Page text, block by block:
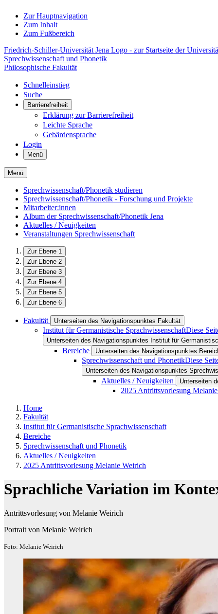
Zur Hauptnavigation
Zum Inhalt
Zum Fußbereich
Friedrich-Schiller-Universität Jena Logo - zur Startseite der
Sprechwissenschaft und Phonetik
Philosophische Fakultät
Schnelleinstieg
Suche
Barrierefreiheit
Erklärung zur Barrierefreiheit
Leichte Sprache
Gebärdensprache
Login
Menü
Menü
Sprechwissenschaft/Phonetik studieren
Sprechwissenschaft/Phonetik - Forschung und Projekte
Mitarbeiter:innen
Album der Sprechwissenschaft/Phonetik Jena
Aktuelles / Neuigkeiten
Veranstaltungen Sprechwissenschaft
Zur Ebene 1
Zur Ebene 2
Zur Ebene 3
Zur Ebene 4
Zur Ebene 5
Zur Ebene 6
Fakultät Unterseiten des Navigationspunktes Fakultät
Institut für Germanistische SprachwissenschaftDiese
Unterseiten des Navigationspunktes Institut für
Bereiche Unterseiten des Navigationspunktes
Sprechwissenschaft und PhonetikDiese
Unterseiten des Navigationspunktes
Aktuelles / Neuigkeiten Unterseiten
2025 Antrittsvorlesung
Home
Fakultät
Institut für Germanistische Sprachwissenschaft
Bereiche
Sprechwissenschaft und Phonetik
Aktuelles / Neuigkeiten
2025 Antrittsvorlesung Melanie Weirich
Sprachliche Variation im
Antrittsvorlesung von Melanie Weirich
Portrait von Melanie Weirich
Foto: Melanie Weirich